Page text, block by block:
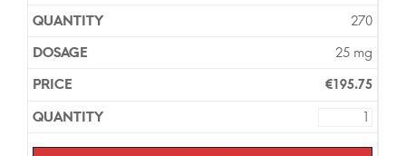
270
25 mg
€195.75